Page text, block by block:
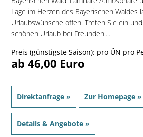
Lage im Herzen des Bayerischen Waldes
Urlaubswünsche offen. Treten Sie ein
schönen Urlaub bei Freunden....
Preis (günstigste Saison): pro ÜN pro
ab 46,00 Euro
Direktanfrage » Zur Homepage »
Details & Angebote »